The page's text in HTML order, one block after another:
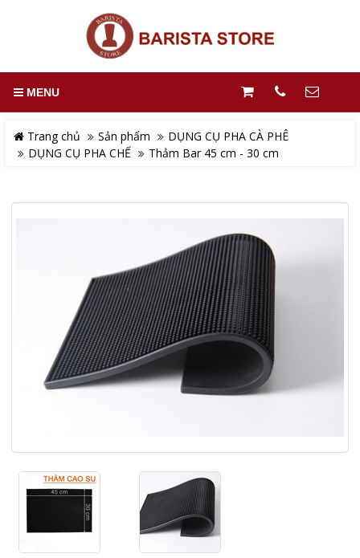
MENU
Trang chủ Sản phẩm
DỤNG CỤ PHA CÀ PHÊ
DỤNG CỤ PHA CHẾ
Thảm Bar 45 cm - 30 cm